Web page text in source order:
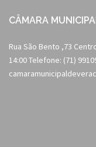
CÂMARA
Rua São Bento ,73
14:00 Telefone: (71)